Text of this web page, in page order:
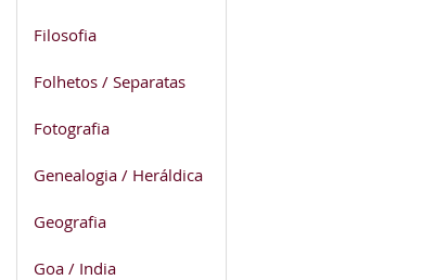
Filosofia
Folhetos / Separatas
Fotografia
Genealogia / Heráldica
Geografia
Goa / India